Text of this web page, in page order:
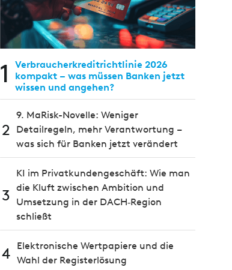
1
Verbraucherkreditrichtlinie 2026
kompakt – was müssen Banken jetzt
wissen und angehen?
2
9. MaRisk-Novelle: Weniger
Detailregeln, mehr Verantwortung –
was sich für Banken jetzt verändert
3
KI im Privatkundengeschäft: Wie man
die Kluft zwischen Ambition und
Umsetzung in der DACH‑Region
schließt
4
Elektronische Wertpapiere und die
Wahl der Registerlösung